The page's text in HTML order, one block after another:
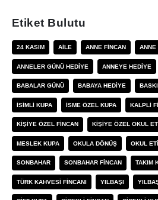
Etiket Bulutu
24 KASIM AILE ANNE FINCAN ANNE
ANNELER GÜNÜ HEDIYE ANNEYE HEDIYE
BABALAR GÜNÜ BABAYA HEDIYE
ISIMLI KUPA ISME ÖZEL KUPA KALPLI
KIŞIYE ÖZEL FINCAN KIŞIYE ÖZEL OKUL
MESLEK KUPA OKULA DÖNÜŞ OKUL
SONBAHAR SONBAHAR FINCAN TAKIM
TÜRK KAHVESI FINCANI YILBAŞI